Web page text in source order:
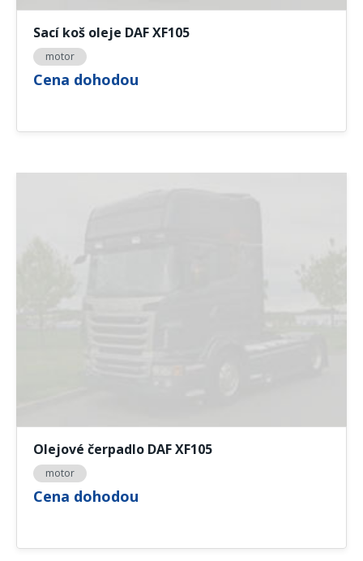
Sací koš oleje DAF XF105
motor
Cena dohodou
Olejové čerpadlo DAF XF105
motor
Cena dohodou